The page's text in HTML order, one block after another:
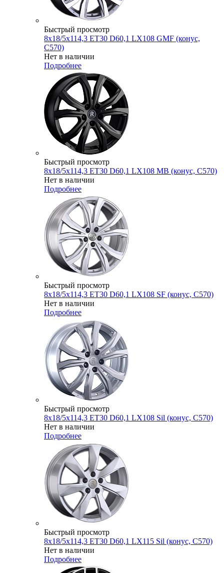
Быстрый просмотр
8x18/5x114,3 ET30 D60,1 LX108 GMF (конус,
C570)
Нет в наличии
Подробнее
Быстрый просмотр
8x18/5x114,3 ET30 D60,1 LX108 MB (конус, C570)
Нет в наличии
Подробнее
Быстрый просмотр
8x18/5x114,3 ET30 D60,1 LX108 SF (конус, C570)
Нет в наличии
Подробнее
Быстрый просмотр
8x18/5x114,3 ET30 D60,1 LX108 Sil (конус, C570)
Нет в наличии
Подробнее
Быстрый просмотр
8x18/5x114,3 ET30 D60,1 LX115 Sil (конус, C570)
Нет в наличии
Подробнее